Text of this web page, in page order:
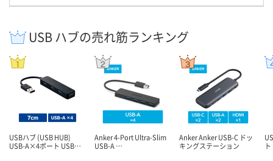
USB ハブの売れ筋ランキング
USBハブ (USB HUB)
USB-A×4ポート USB…
Anker 4-Port Ultra-Slim
USB-A …
Anker Anker USB-C ドッ
キングステーション